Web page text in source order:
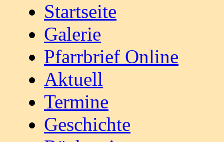
Startseite
Galerie
Pfarrbrief Online
Aktuell
Termine
Geschichte